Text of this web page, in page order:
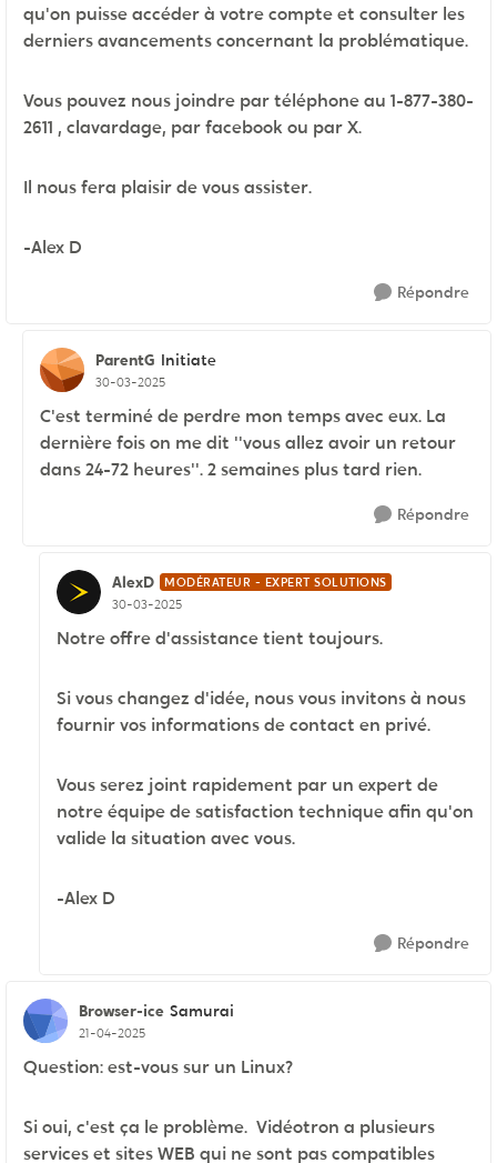
qu'on puisse accéder à votre compte et consulter les
derniers avancements concernant la problématique.
Vous pouvez nous joindre par téléphone au 1-877-380-
2611 , clavardage, par facebook ou par X.
Il nous fera plaisir de vous assister.
-Alex D
Répondre
ParentG Initiate
30-03-2025
C'est terminé de perdre mon temps avec eux. La
dernière fois on me dit ''vous allez avoir un retour
dans 24-72 heures''. 2 semaines plus tard rien.
Répondre
AlexD MODÉRATEUR - EXPERT SOLUTIONS
30-03-2025
Notre offre d'assistance tient toujours.
Si vous changez d'idée, nous vous invitons à nous
fournir vos informations de contact en privé.
Vous serez joint rapidement par un expert de
notre équipe de satisfaction technique afin qu'on
valide la situation avec vous.
-Alex D
Répondre
Browser-ice Samurai
21-04-2025
Question: est-vous sur un Linux?
Si oui, c'est ça le problème. Vidéotron a plusieurs
services et sites WEB qui ne sont pas compatibles